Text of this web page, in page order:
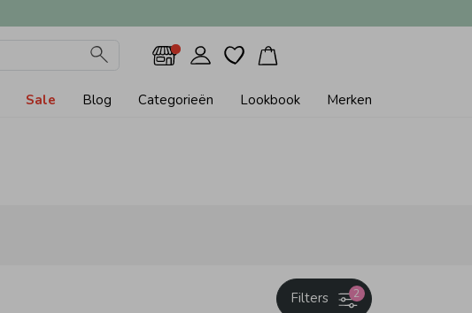
Sale Blog Categorieën Lookbook Merken
2
Filters